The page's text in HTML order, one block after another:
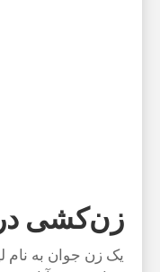
زن‌کشی
یک زن جوان به نام